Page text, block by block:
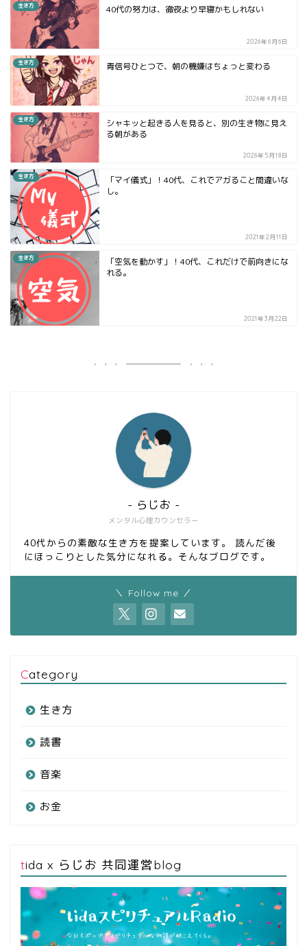
生き方 40代の努力は、徹夜より早寝かもしれない
2026年6月6日
生き方 青信号ひとつで、朝の機嫌はちょっと変わる
2026年4月4日
生き方
シャキッと起きる人を見ると、別の生き物に見え
る朝がある
2026年5月18日
生き方
「マイ儀式」！40代、これでアガること間違いな
し。
2021年2月11日
生き方
「空気を動かす」！40代、これだけで前向きにな
れる。
2021年3月22日
メンタル心理カウンセラー
- らじお -
40代からの素敵な生き方を提案しています。 読んだ後
にほっこりとした気分になれる。そんなブログです。
＼ Follow me ／
Category
生き方
読書
音楽
お金
tida x らじお 共同運営blog